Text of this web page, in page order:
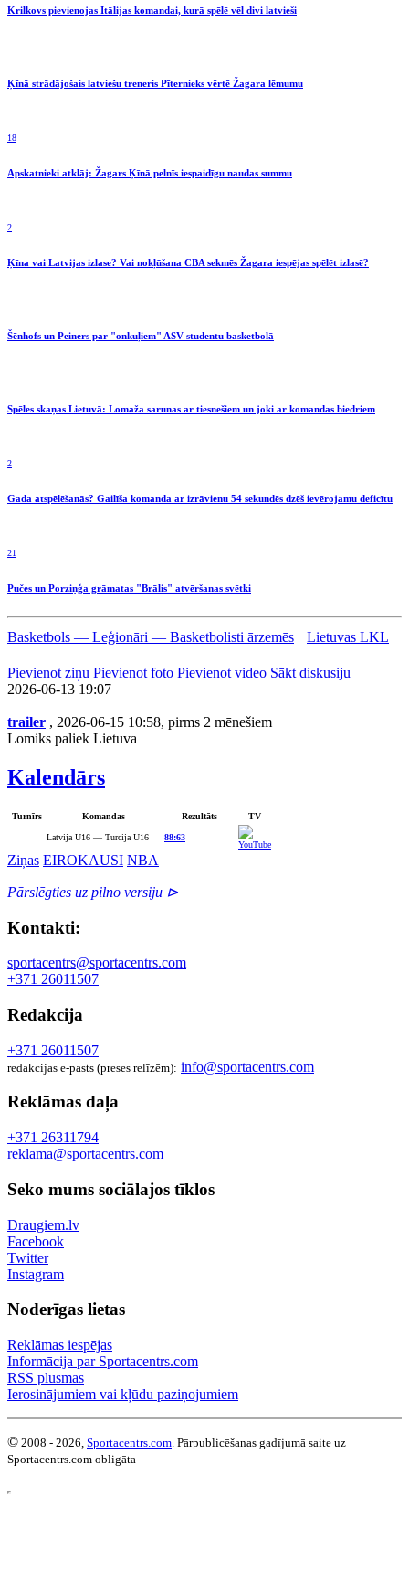
Krilkovs pievienojas Itālijas komandai, kurā spēlē vēl divi latvieši
Ķīnā strādājošais latviešu treneris Pīternieks vērtē Žagara lēmumu
18
Apskatnieki atklāj: Žagars Ķīnā pelnīs iespaidīgu naudas summu
2
Ķīna vai Latvijas izlase? Vai nokļūšana CBA sekmēs Žagara iespējas spēlēt izlasē?
Šēnhofs un Peiners par "onkuļiem" ASV studentu basketbolā
Spēles skaņas Lietuvā: Lomaža sarunas ar tiesnešiem un joki ar komandas biedriem
2
Gada atspēlēšanās? Gailīša komanda ar izrāvienu 54 sekundēs dzēš ievērojamu deficītu
21
Pučes un Porziņģa grāmatas "Brālis" atvēršanas svētki
Basketbols — Leģionāri — Basketbolisti ārzemēs Lietuvas LKL
Pievienot ziņu Pievienot foto Pievienot video Sākt diskusiju
2026-06-13 19:07
trailer , 2026-06-15 10:58, pirms 2 mēnešiem
Lomiks paliek Lietuva
Kalendārs
Turnīrs Komandas Rezultāts TV
Latvija U16 — Turcija U16 88:63
Ziņas EIROKAUSI NBA
Pārslēgties uz pilno versiju ⊳
Kontakti:
sportacentrs@sportacentrs.com
+371 26011507
Redakcija
+371 26011507
redakcijas e-pasts (preses relīzēm): info@sportacentrs.com
Reklāmas daļa
+371 26311794
reklama@sportacentrs.com
Seko mums sociālajos tīklos
Draugiem.lv
Facebook
Twitter
Instagram
Noderīgas lietas
Reklāmas iespējas
Informācija par Sportacentrs.com
RSS plūsmas
Ierosinājumiem vai kļūdu paziņojumiem
© 2008 - 2026, Sportacentrs.com. Pārpublicēšanas gadījumā saite uz
Sportacentrs.com obligāta